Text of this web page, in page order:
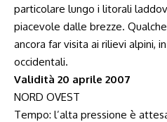
particolare lungo i litorali
piacevole dalle brezze.
ancora far visita ai rilievi alpini,
occidentali.
Validità 20 aprile 2007
NORD OVEST
Tempo: l’alta pressione è